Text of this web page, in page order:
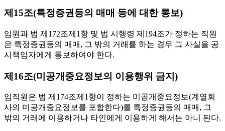
제15조(특정증권등의 매매 등에 대한 통보)
임원과 법 제172조제1항 및 법 시행령 제194조가 정하는 직원
은 특정증권등의 매매, 그 밖의 거래를 하는 경우 그 사실을 공
시책임자에게 통보하여야 한다.
제16조(미공개중요정보의 이용행위 금지)
임직원은 법 제174조제1항이 정하는 미공개중요정보(계열회
사의 미공개중요정보를 포함한다)를 특정증권등의 매매, 그
밖의 거래에 이용하거나 타인에게 이용하게 해서는 아니 된다.